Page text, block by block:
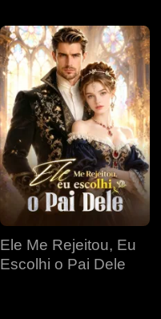
Ele Me Rejeitou, Eu
Escolhi o Pai Dele